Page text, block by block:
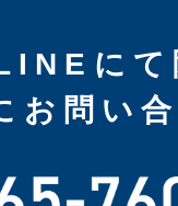
にて
お問い